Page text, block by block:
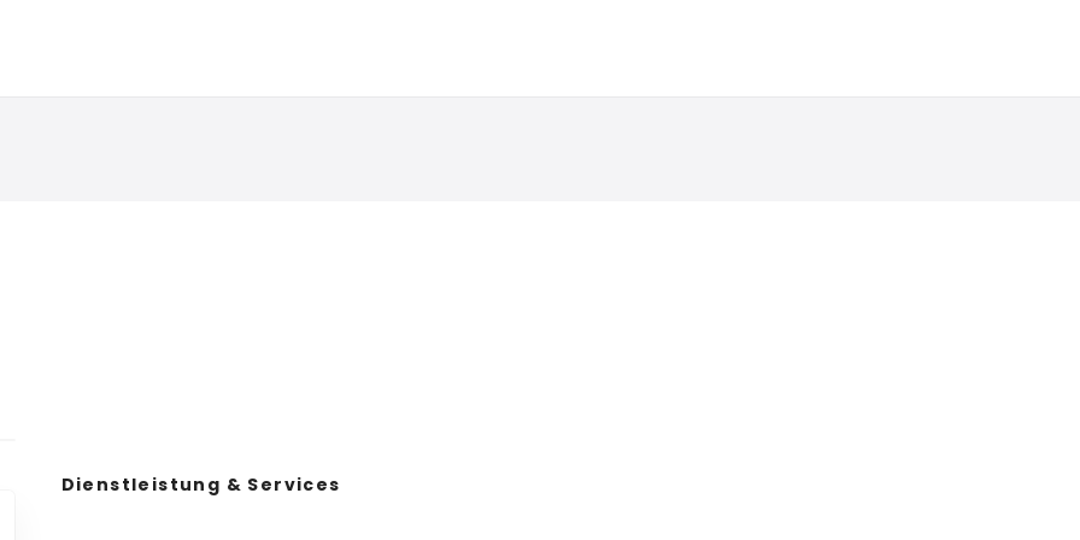
Dienstleistung & Services